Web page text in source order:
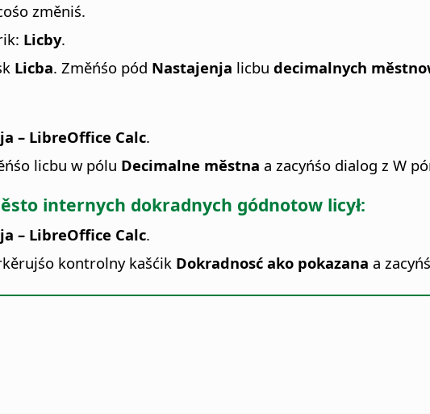
změniś.
Licby.
Licba. Změńśo pód Nastajenja licbu decimalnych
– LibreOffice Calc.
licbu w pólu Decimalne městna a zacyńśo dialog z W
internych dokradnych gódnotow licył:
– LibreOffice Calc.
kontrolny kašćik Dokradnosć ako pokazana a